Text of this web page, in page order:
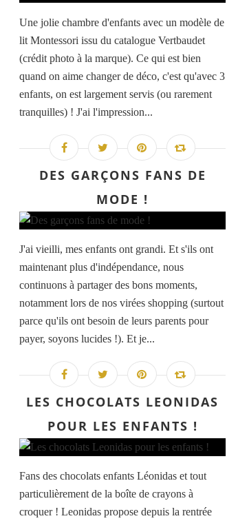
Une jolie chambre d'enfants avec un modèle de
lit Montessori issu du catalogue Vertbaudet
(crédit photo à la marque). Ce qui est bien
quand on aime changer de déco, c'est qu'avec 3
enfants, on est largement servis (ou rarement
tranquilles) ! J'ai l'impression...
DES GARÇONS FANS DE
MODE !
J'ai vieilli, mes enfants ont grandi. Et s'ils ont
maintenant plus d'indépendance, nous
continuons à partager des bons moments,
notamment lors de nos virées shopping (surtout
parce qu'ils ont besoin de leurs parents pour
payer, soyons lucides !). Et je...
LES CHOCOLATS LEONIDAS
POUR LES ENFANTS !
Fans des chocolats enfants Léonidas et tout
particulièrement de la boîte de crayons à
croquer ! Leonidas propose depuis la rentrée